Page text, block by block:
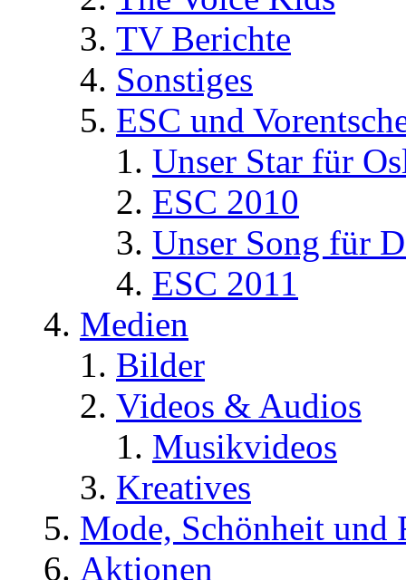
TV Berichte
Sonstiges
ESC und
Unser Star für
ESC 2010
Unser Song für
ESC 2011
Medien
Bilder
Videos & Audios
Musikvideos
Kreatives
Mode, Schönheit und
Aktionen